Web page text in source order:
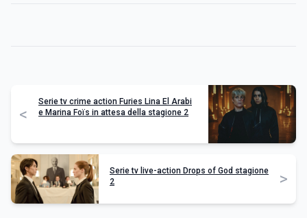
<
Serie tv crime action Furies Lina El Arabi
e Marina Foïs in attesa della stagione 2
Serie tv live-action Drops of God stagione
2
>